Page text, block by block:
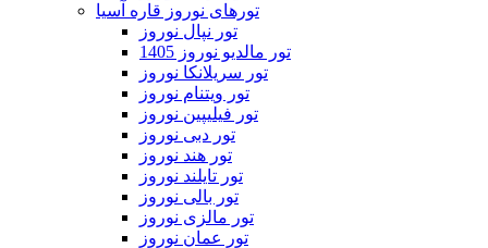
تورهای نوروز قاره آسیا
تور نپال نوروز
تور مالدیو نوروز 1405
تور سریلانکا نوروز
تور ویتنام نوروز
تور فیلیپین نوروز
تور دبی نوروز
تور هند نوروز
تور تایلند نوروز
تور بالی نوروز
تور مالزی نوروز
تور عمان نوروز